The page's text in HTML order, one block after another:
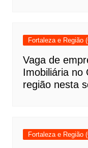
Fortaleza e Região
Vaga de
Imobiliária no
região nesta
Fortaleza e Região